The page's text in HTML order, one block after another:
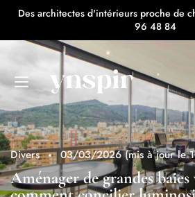
Des architectes d'intérieurs proche de
96 48 84
Divers 03/03/2026 (mis à jour le
Aménager de grandes baies